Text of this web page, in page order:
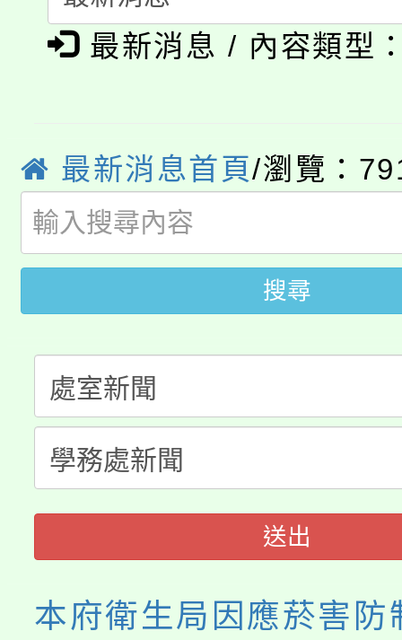
《TA101》溝通分析基
系所師生報名參加。
淨零綠生活教案入校路
學籍身 分審查程序及
版
淨零綠領人才培育課程
公告本校115學年度第
代理(課)教師甄選結果(
「2026金融保險知識
車」活動
桃園市115學年度學生
生本土語及新住民語歌
公告本校115學年度第
代理(課)教師甄選結果(
公告本校115學年度第
代理(課)教師甄選結果(
轉知中國文化大學推廣
《TA101》溝通分析基
程，歡迎學生輔導中心
最新消息 / 內容類型
最新消息首頁/瀏覽：
搜尋
送出
本府衛生局因應菸害防